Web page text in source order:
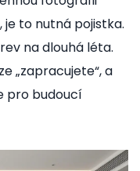
to nutná pojistka.
na dlouhá léta.
„zapracujete“, a
pro budoucí